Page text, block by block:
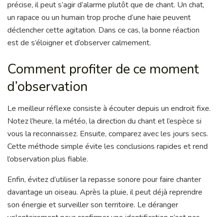
précise, il peut s’agir d’alarme plutôt que de chant. Un chat,
un rapace ou un humain trop proche d’une haie peuvent
déclencher cette agitation. Dans ce cas, la bonne réaction
est de s’éloigner et d’observer calmement.
Comment profiter de ce moment
d’observation
Le meilleur réflexe consiste à écouter depuis un endroit fixe.
Notez l’heure, la météo, la direction du chant et l’espèce si
vous la reconnaissez. Ensuite, comparez avec les jours secs.
Cette méthode simple évite les conclusions rapides et rend
l’observation plus fiable.
Enfin, évitez d’utiliser la repasse sonore pour faire chanter
davantage un oiseau. Après la pluie, il peut déjà reprendre
son énergie et surveiller son territoire. Le déranger